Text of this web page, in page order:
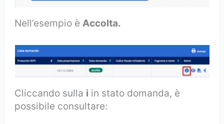
Nell’esempio èAccolta.
Cliccando sulla i in stato domanda, è
possibile consultare: